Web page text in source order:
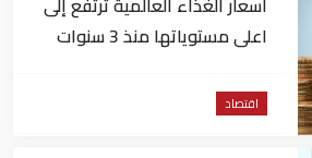
اعلى مستوياتها منذ 3 سنوات
اقتصاد